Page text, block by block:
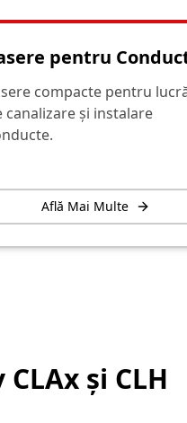
pentru
compacte pentru
canalizare și instalare
Află Mai Multe
și CLH